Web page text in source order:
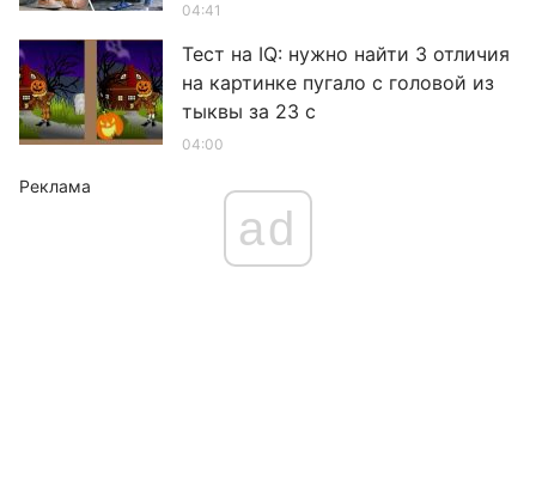
04:41
Тест на IQ: нужно найти 3 отличия
на картинке пугало с головой из
тыквы за 23 с
04:00
Реклама
ad